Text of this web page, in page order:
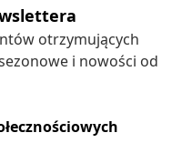
otrzymujących
i nowości od